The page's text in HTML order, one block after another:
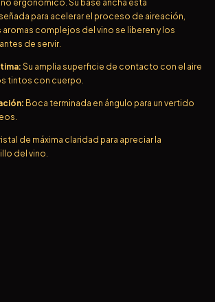
ergonómico. Su base ancha está
para acelerar el proceso de aireación,
complejos del vino se liberen y los
de servir.
Su amplia superficie de contacto con el aire
tintos con cuerpo.
Boca terminada en ángulo para un vertido
de máxima claridad para apreciar la
del vino.